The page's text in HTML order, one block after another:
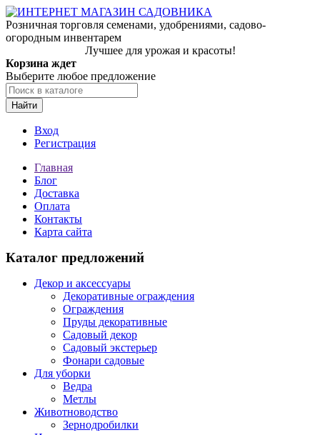
Розничная торговля семенами, удобрениями, садово-
огородным инвентарем
Лучшее для урожая и красоты!
Корзина ждет
Выберите любое предложение
Найти
Вход
Регистрация
Главная
Блог
Доставка
Оплата
Контакты
Карта сайта
Каталог предложений
Декор и аксессуары
Декоративные ограждения
Ограждения
Пруды декоративные
Садовый декор
Садовый экстерьер
Фонари садовые
Для уборки
Ведра
Метлы
Животноводство
Зернодробилки